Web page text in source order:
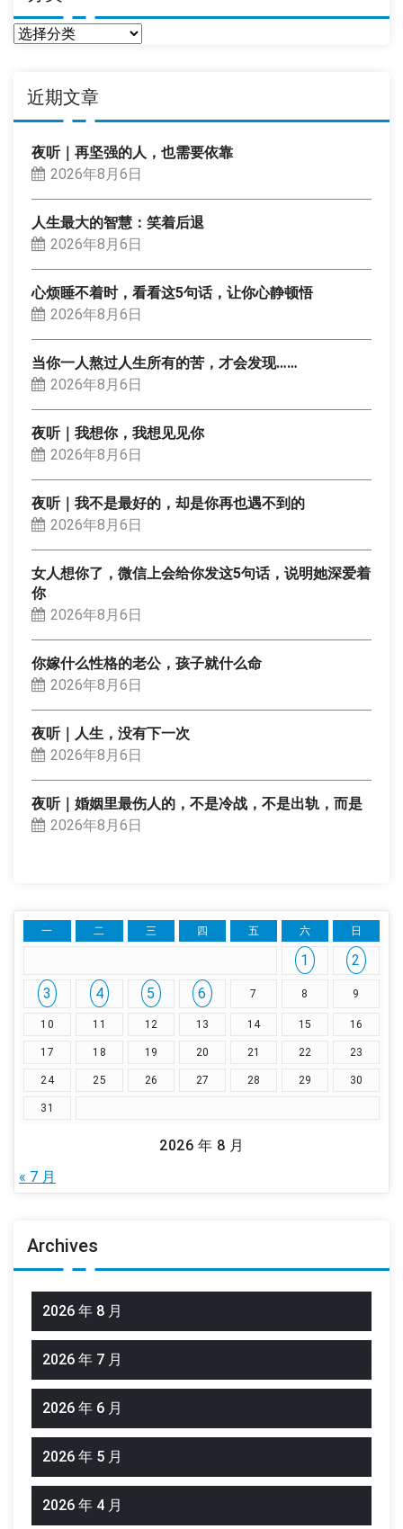
分
近期文章
夜听｜再坚强的人，也需要依靠
2026年8月6日
人生最大的智慧：笑着后退
2026年8月6日
心烦睡不着时，看看这5句话，让你心静顿悟
2026年8月6日
当你一人熬过人生所有的苦，才会发现……
2026年8月6日
夜听｜我想你，我想见见你
2026年8月6日
夜听｜我不是最好的，却是你再也遇不到的
2026年8月6日
女人想你了，微信上会给你发这5句话，说明她深爱着
你
2026年8月6日
你嫁什么性格的老公，孩子就什么命
2026年8月6日
夜听｜人生，没有下一次
2026年8月6日
夜听｜婚姻里最伤人的，不是冷战，不是出轨，而是
2026年8月6日
2026 年 8 月
一 二 三 四 五 六 日
1
2
3
4 5 6 7 8 9
10 11 12 13 14 15 16
17 18 19 20 21 22 23
24 25 26 27 28 29 30
31
« 7 月
Archives
2026 年 8 月
2026 年 7 月
2026 年 6 月
2026 年 5 月
2026 年 4 月